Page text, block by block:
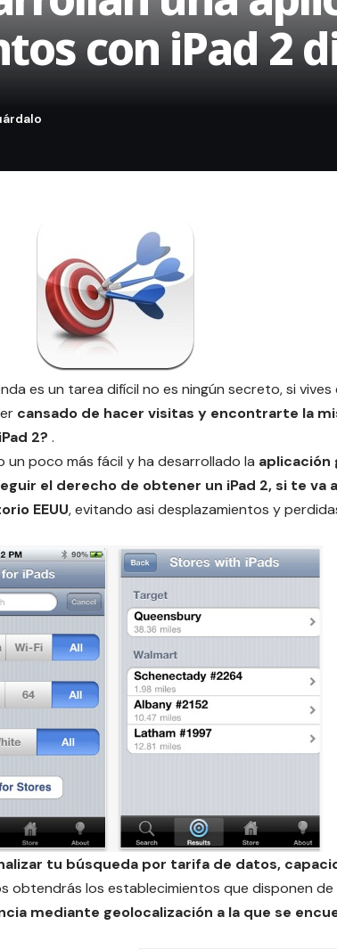
con iPad 2
es un tarea difícil no es ningún secreto, si vives
cansado de hacer visitas y encontrarte la
2? .
un poco más fácil y ha desarrollado la
el derecho de obtener un iPad 2, si te va
EEUU, evitando asi desplazamientos y
tu búsqueda por tarifa de datos,
obtendrás los establecimientos que disponen de
mediante geolocalización a la que se